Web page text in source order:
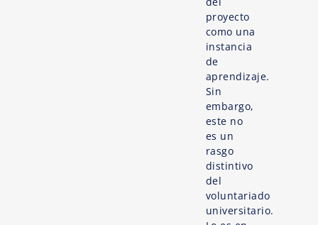
proyecto
como una
instancia
de
aprendizaje.
Sin
embargo,
este no
es un
rasgo
distintivo
del
voluntariado
universitario.